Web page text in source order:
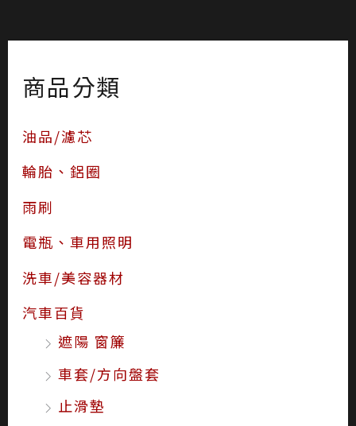
商品分類
油品/濾芯
輪胎、鋁圈
雨刷
電瓶、車用照明
洗車/美容器材
汽車百貨
遮陽 窗簾
車套/方向盤套
止滑墊